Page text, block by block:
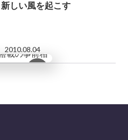
新しい風を起こす
2010.08.04